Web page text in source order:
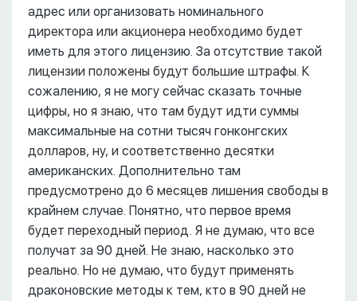
адрес или организовать номинального
директора или акционера необходимо будет
иметь для этого лицензию. За отсутствие такой
лицензии положены будут большие штрафы. К
сожалению, я не могу сейчас сказать точные
цифры, но я знаю, что там будут идти суммы
максимальные на сотни тысяч гонконгских
долларов, ну, и соответственно десятки
американских. Дополнительно там
предусмотрено до 6 месяцев лишения свободы в
крайнем случае. Понятно, что первое время
будет переходный период. Я не думаю, что все
получат за 90 дней. Не знаю, насколько это
реально. Но не думаю, что будут применять
драконовские методы к тем, кто в 90 дней не